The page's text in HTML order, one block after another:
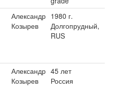
Александр
Козырев
1980 г.
Долгопрудный,
RUS
Александр
Козырев
45 лет
Россия